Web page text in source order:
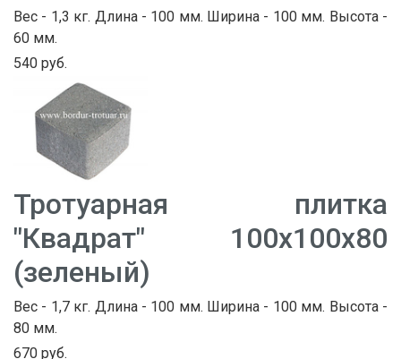
Вес - 1,3 кг. Длина - 100 мм. Ширина - 100 мм. Высота -
60 мм.
540 руб.
Тротуарная плитка
"Квадрат" 100х100х80
(зеленый)
Вес - 1,7 кг. Длина - 100 мм. Ширина - 100 мм. Высота -
80 мм.
670 руб.